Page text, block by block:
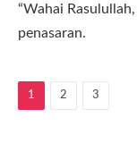
“Wahai
penasaran.
1 2 3